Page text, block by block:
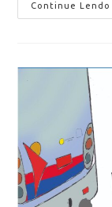
Continue Lendo